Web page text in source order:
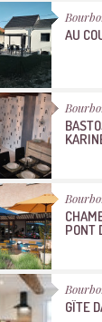
AU
PONT
GÎTE